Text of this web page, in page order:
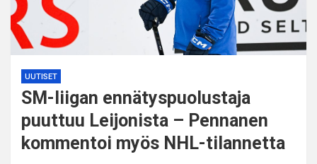
UUTISET
SM-liigan ennätyspuolustaja
puuttuu Leijonista – Pennanen
kommentoi myös NHL-tilannetta